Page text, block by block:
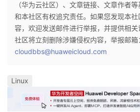
（华为云社区）、文章链接、文章作者
和本社区有权追究责任。如果您发现本
容，欢迎发送邮件进行举报，并提供相
社区将立刻删除涉嫌侵权内容，举报邮箱
cloudbbs@huaweicloud.com
Linux